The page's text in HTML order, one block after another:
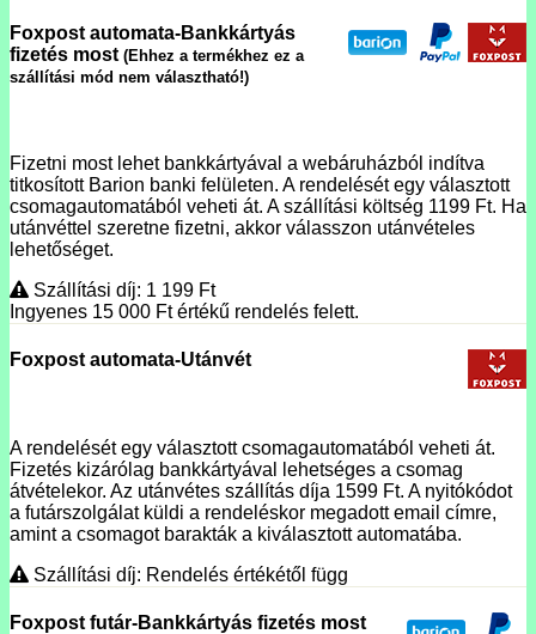
Foxpost automata-Bankkártyás
fizetés most (Ehhez a termékhez ez a
szállítási mód nem választható!)
Fizetni most lehet bankkártyával a webáruházból indítva
titkosított Barion banki felületen. A rendelését egy választott
csomagautomatából veheti át. A szállítási költség 1199 Ft. Ha
utánvéttel szeretne fizetni, akkor válasszon utánvételes
lehetőséget.
Szállítási díj: 1 199 Ft
Ingyenes 15 000 Ftértékű rendelés felett.
Foxpost automata-Utánvét
A rendelését egy választott csomagautomatából veheti át.
Fizetés kizárólag bankkártyával lehetséges a csomag
átvételekor. Az utánvétes szállítás díja 1599 Ft. A nyitókódot
a futárszolgálat küldi a rendeléskor megadott email címre,
amint a csomagot barakták a kiválasztott automatába.
Szállítási díj: Rendelés értékétől függ
Foxpost futár-Bankkártyás fizetés most